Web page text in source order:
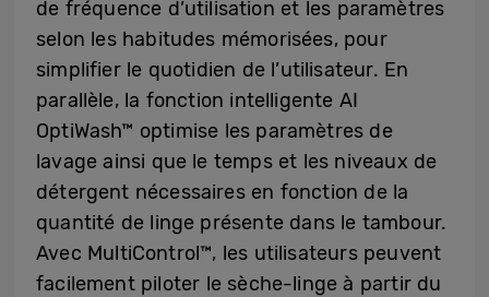
de fréquence d’utilisation et les paramètres
selon les habitudes mémorisées, pour
simplifier le quotidien de l’utilisateur. En
parallèle, la fonction intelligente AI
OptiWash™ optimise les paramètres de
lavage ainsi que le temps et les niveaux de
détergent nécessaires en fonction de la
quantité de linge présente dans le tambour.
Avec MultiControl™, les utilisateurs peuvent
facilement piloter le sèche-linge à partir du